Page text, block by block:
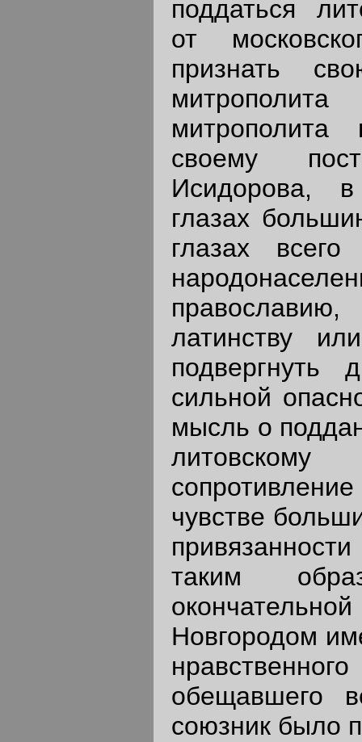
поддаться
от
признать
митрополита
своему
Исидорова,
глазах
глазах всего
латинству
подвергнуть
сильной
мысль о
чувстве
таким
Новгородом
обещавшего
союзник было